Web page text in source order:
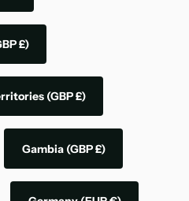
£)
(GBP £)
Gambia (GBP £)